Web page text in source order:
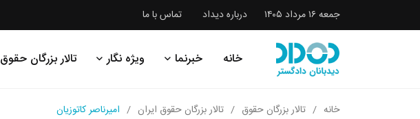
جمعه ۱۶ مرداد ۱۴۰۵ درباره دیداد تماس با ما
خانه خبرنما ویژه نگار تالار بزرگان حقوق
خانه تالار بزرگان حقوق تالار بزرگان حقوق ایران امیرناصر کاتوزیان